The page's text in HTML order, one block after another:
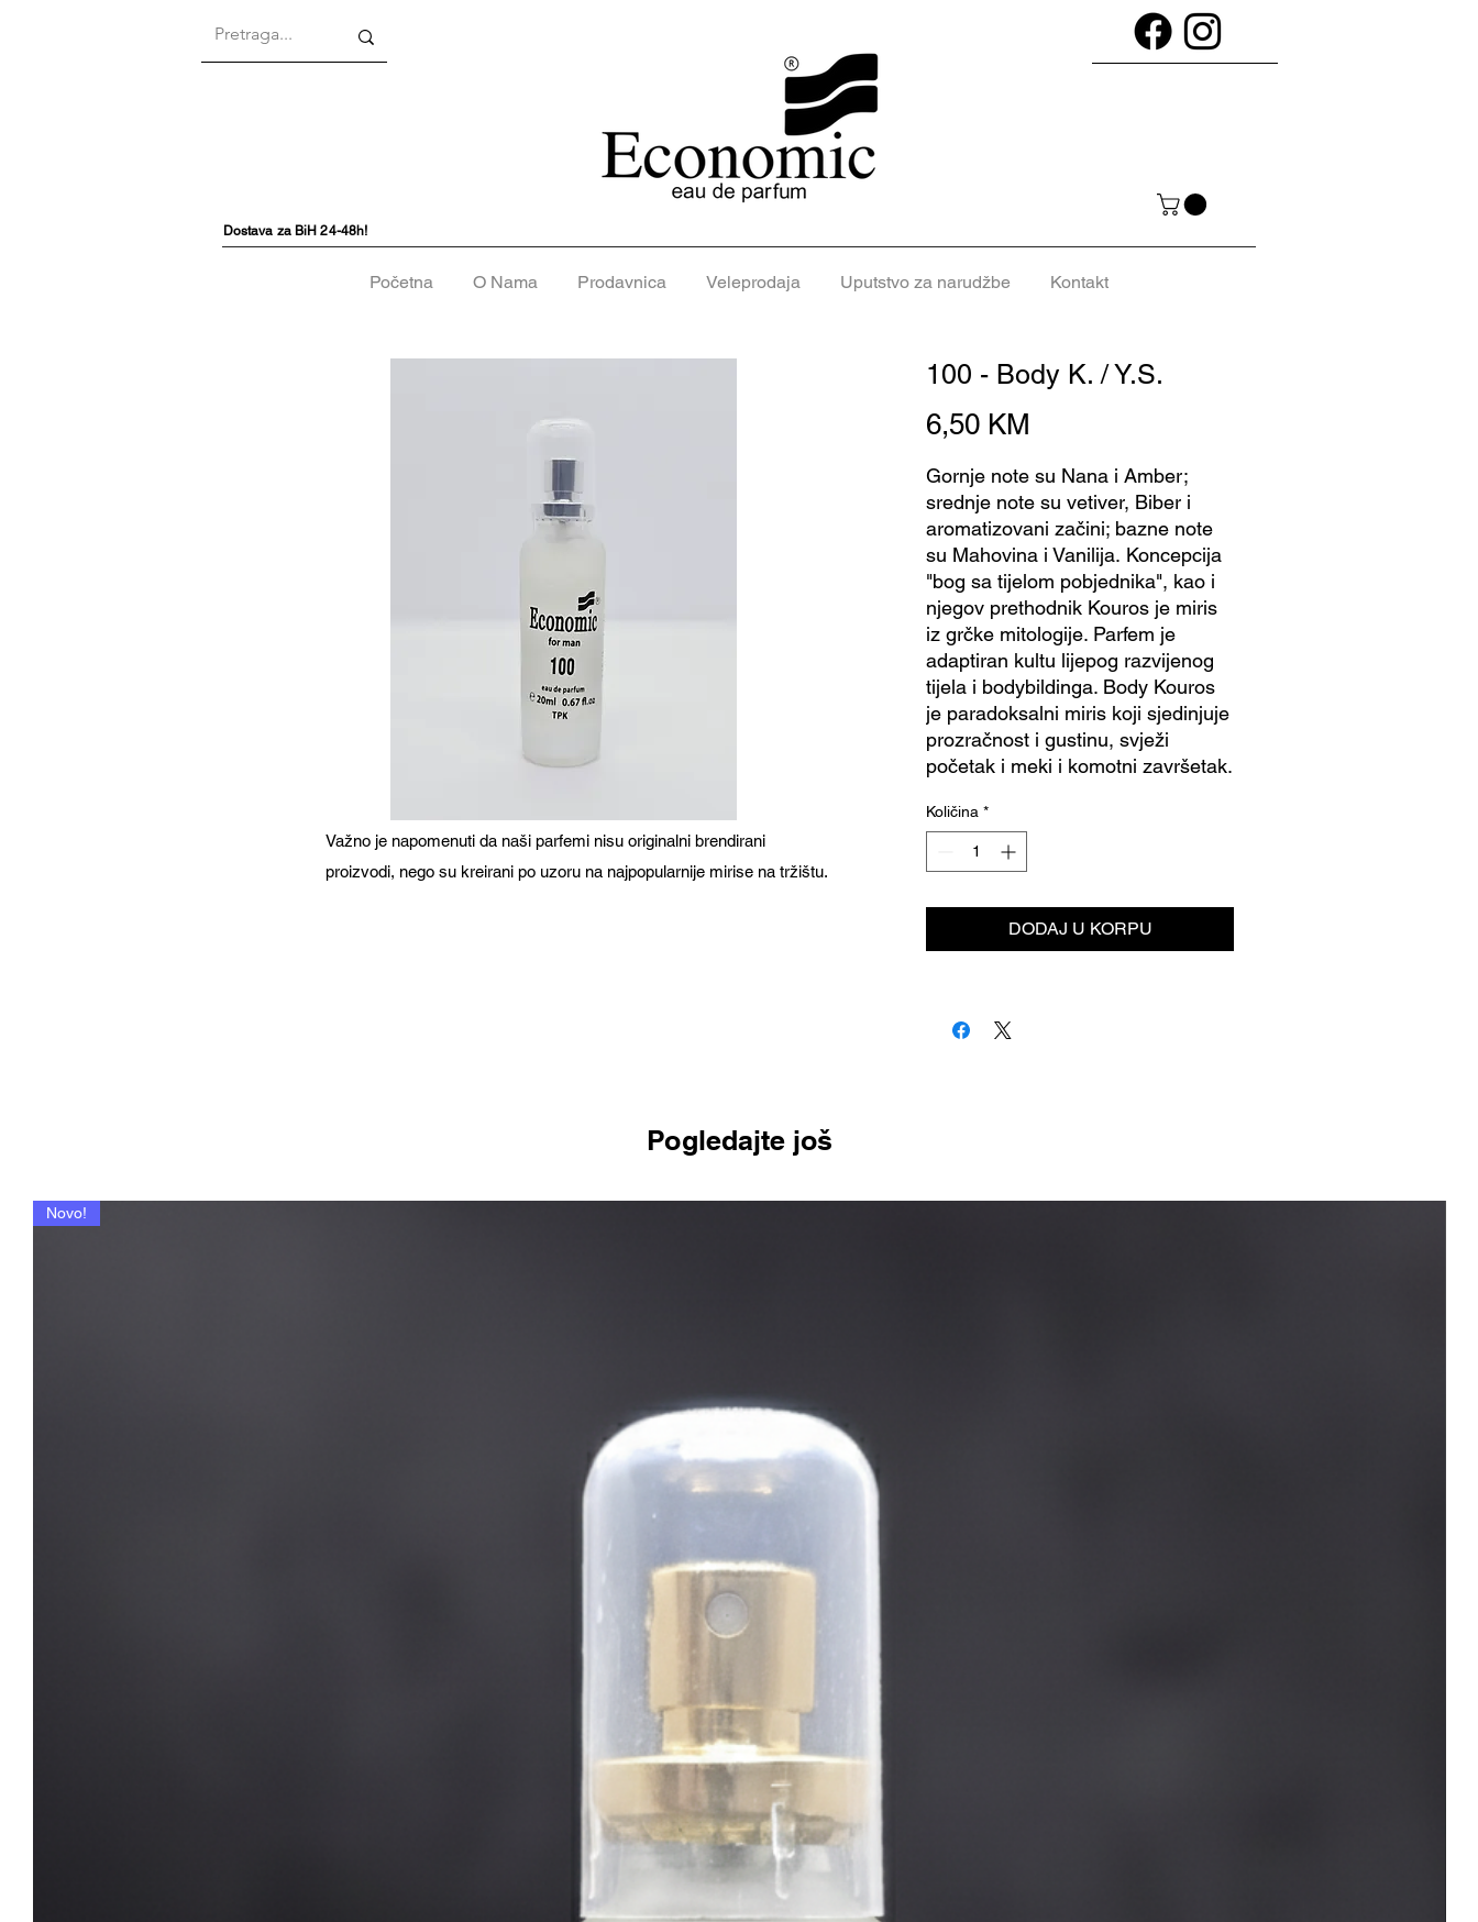
Dostava za BiH 24-48h!
Početna O Nama Prodavnica Veleprodaja Uputstvo za narudžbe Kontakt
100 - Body K. / Y.S.
6,50 KM
Gornje note su Nana i Amber;
srednje note su vetiver, Biber i
aromatizovani začini; bazne note
su Mahovina i Vanilija. Koncepcija
"bog sa tijelom pobjednika", kao i
njegov prethodnik Kouros je miris
iz grčke mitologije. Parfem je
adaptiran kultu lijepog razvijenog
tijela i bodybildinga. Body Kouros
je paradoksalni miris koji sjedinjuje
prozračnost i gustinu, svježi
početak i meki i komotni završetak.
Količina *
DODAJ U KORPU
Pogledajte još
Novo!
Važno je napomenuti da naši parfemi nisu originalni brendirani
proizvodi, nego su kreirani po uzoru na najpopularnije mirise na tržištu.